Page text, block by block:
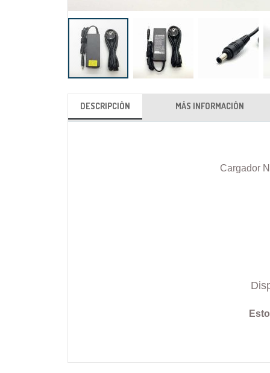
DESCRIPCIÓN
Cargador
MÁS INFORMACIÓN